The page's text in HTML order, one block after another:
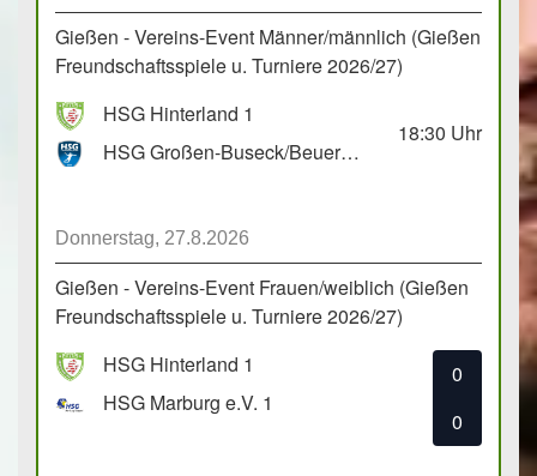
Gießen - Vereins-Event Männer/männlich (Gießen
Freundschaftsspiele u. Turniere 2026/27)
HSG Hinterland 1
HSG Großen-Buseck/Beuern 1
18:30 Uhr
Donnerstag, 27.8.2026
Gießen - Vereins-Event Frauen/weiblich (Gießen
Freundschaftsspiele u. Turniere 2026/27)
HSG Hinterland 1
HSG Marburg e.V. 1
0
0